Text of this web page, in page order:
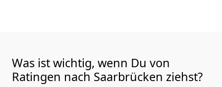
Was ist wichtig, wenn Du von
Ratingen nach Saarbrücken ziehst?